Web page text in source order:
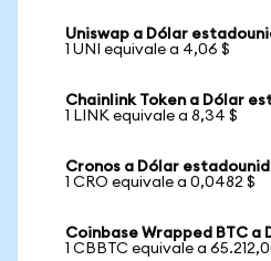
Uniswap a Dólar
1 UNI equivale a 4,06 $
Chainlink Token a Dólar
1 LINK equivale a 8,34 $
Cronos a Dólar
1 CRO equivale a 0,0482 $
Coinbase Wrapped BTC a
1 CBBTC equivale a